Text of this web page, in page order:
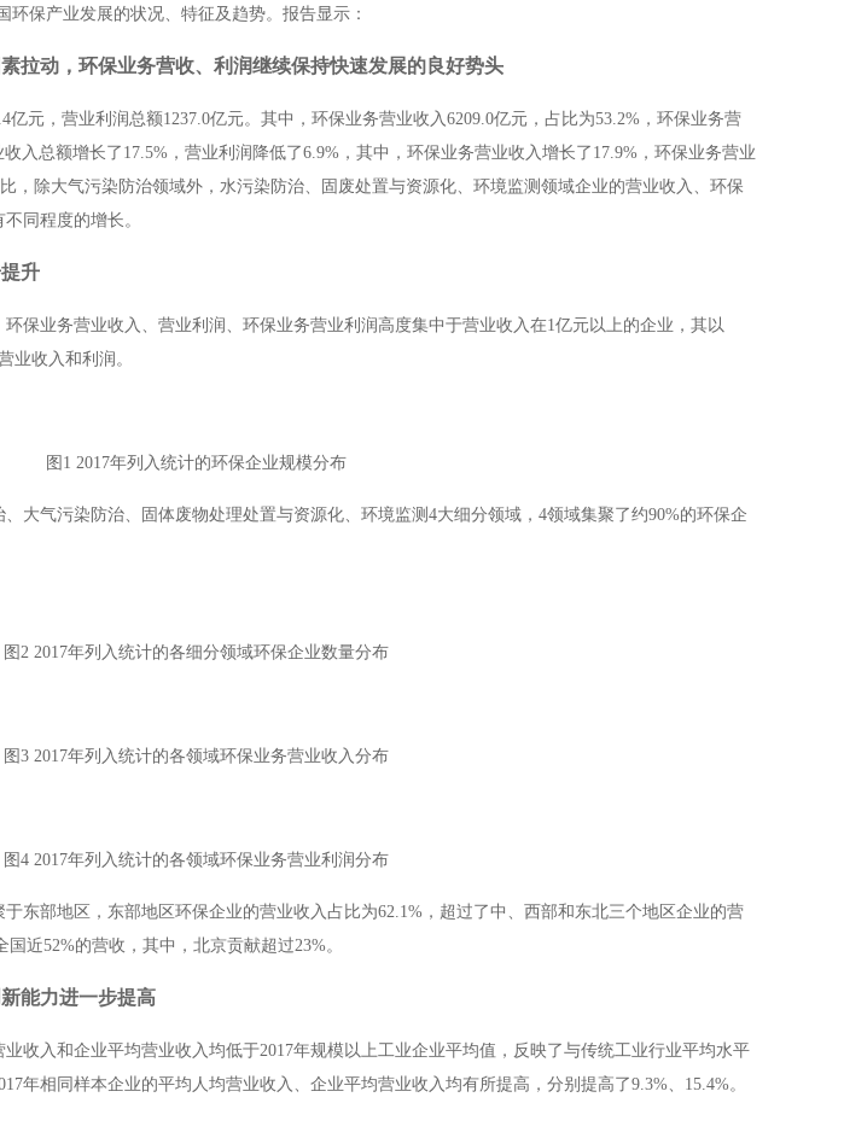
环保产业发展的状况、特征及趋势。报告显示：
拉动，环保业务营收、利润继续保持快速发展的良好势头
亿元，营业利润总额1237.0亿元。其中，环保业务营业收入6209.0亿元，占比为53.2% ，环保业务营
入总额增长了17.5% ，营业利润降低了6.9% ，其中，环保业务营业收入增长了 17.9% ，环保业务营业
，除大气污染防治领域外，水污染防治、固废处置与资源化、环境监测领域企业的营业收入、环保
同程度的增长。
升
保业务营业收入、营业利润、环保业务营业利润高度集中于营业收入在1亿元以上的企业，其以
业收入和利润。
图 1 2017年列入统计的环保企业规模分布
大气污染防治、固体废物处理处置与资源化、环境监测 4大细分领域， 4领域集聚了约90%的环保企
图 2 2017年列入统计的各细分领域环保企业数量分布
图 3 2017年列入统计的各领域环保业务营业收入分布
图 4 2017年列入统计的各领域环保业务营业利润分布
东部地区，东部地区环保企业的营业收入占比为62.1% ，超过了中、西部和东北三个地区企业的营
国近52%的营收，其中，北京贡献超过23%。
能力进一步提高
收入和企业平均营业收入均低于2017年规模以上工业企业平均值，反映了与传统工业行业平均水平
年相同样本企业的平均人均营业收入、企业平均营业收入均有所提高，分别提高了9.3%、 15.4%。